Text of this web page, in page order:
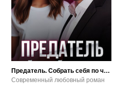
Предатель. Собрать себя по частям
Современный любовный роман